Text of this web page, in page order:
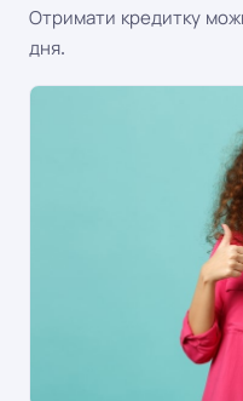
Отримати кредитку
дня.